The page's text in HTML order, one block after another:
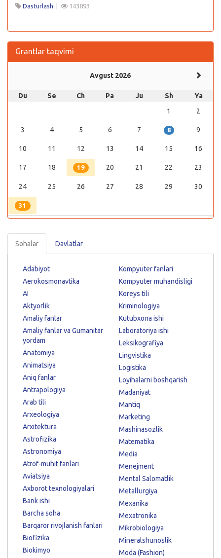
Dasturlash | 143893
Grantlar taqvimi
Avgust 2026
Du Se Ch Pa Ju Sh
Ya
1
2
3 4 5 6 7 8 9
10 11 12 13 14 15 16
17 18 19 20 21 22 23
24 25 26 27 28 29 30
31
Sohalar Davlatlar
Adabiyot
Aerokosmonavtika
AI
Aktyorlik
Amaliy fanlar
Amaliy fanlar va Gumanitar
yordam
Anatomiya
Animatsiya
Aniq fanlar
Antrapologiya
Arab tili
Arxeologiya
Arxitektura
Astrofizika
Astronomiya
Atrof-muhit fanlari
Aviatsiya
Axborot texnologiyalari
Bank ishi
Barcha soha
Barqaror rivojlanish fanlari
Biofizika
Biokimyo
Kompyuter fanlari
Kompyuter muhandisligi
Koreys tili
Kriminologiya
Kutubxona ishi
Laboratoriya ishi
Leksikografiya
Lingvistika
Logistika
Loyihalarni boshqarish
Madaniyat
Mantiq
Marketing
Mashinasozlik
Matematika
Media
Menejment
Mental Salomatlik
Metallurgiya
Mexanika
Mexatronika
Mikrobiologiya
Mineralshunoslik
Moda (Fashion)